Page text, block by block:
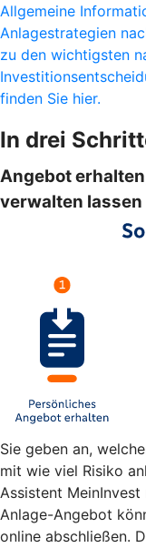
Allgemeine
Anlagestrategien
zu den wichtigsten
finden Sie hier.
In drei
Angebot
verwalten lassen
Sie geben an,
mit wie viel Risiko
Assistent MeinInvest
Anlage-Angebot
online abschließen.